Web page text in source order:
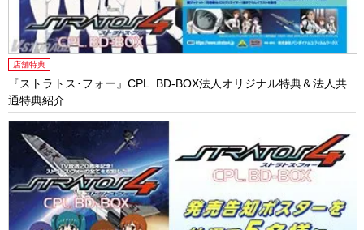
店舗特典
『ストラトス･フォー』CPL. BD-BOX法人オリジナル特典＆法人共
通特典紹介...